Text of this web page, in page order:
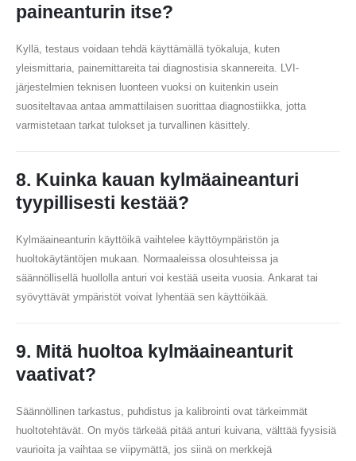
paineanturin itse?
Kyllä, testaus voidaan tehdä käyttämällä työkaluja, kuten
yleismittaria, painemittareita tai diagnostisia skannereita. LVI-
järjestelmien teknisen luonteen vuoksi on kuitenkin usein
suositeltavaa antaa ammattilaisen suorittaa diagnostiikka, jotta
varmistetaan tarkat tulokset ja turvallinen käsittely.
8. Kuinka kauan kylmäaineanturi
tyypillisesti kestää?
Kylmäaineanturin käyttöikä vaihtelee käyttöympäristön ja
huoltokäytäntöjen mukaan. Normaaleissa olosuhteissa ja
säännöllisellä huollolla anturi voi kestää useita vuosia. Ankarat tai
syövyttävät ympäristöt voivat lyhentää sen käyttöikää.
9. Mitä huoltoa kylmäaineanturit
vaativat?
Säännöllinen tarkastus, puhdistus ja kalibrointi ovat tärkeimmät
huoltotehtävät. On myös tärkeää pitää anturi kuivana, välttää fyysisiä
vaurioita ja vaihtaa se viipymättä, jos siinä on merkkejä